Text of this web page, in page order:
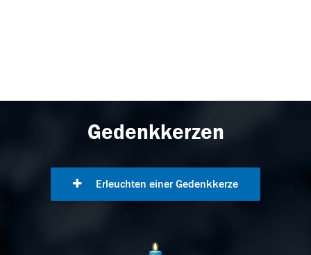
Gedenkkerzen
Erleuchten einer Gedenkkerze